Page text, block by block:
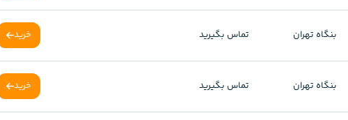
بنگاه تهران تماس بگیرید خرید
بنگاه تهران تماس بگیرید خرید